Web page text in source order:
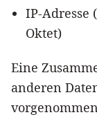
IP-Adresse
Oktet)
Eine
anderen